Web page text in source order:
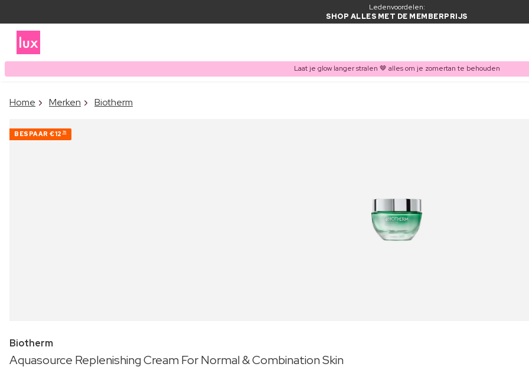
Ledenvoordelen:
SHOP ALLES MET DE MEMBERPRIJS
Laat je glow langer stralen 🤎 alles om je zomertan te behouden
Home Merken Biotherm
BESPAAR €12 70
Biotherm
Aquasource Replenishing Cream For Normal & Combination Skin